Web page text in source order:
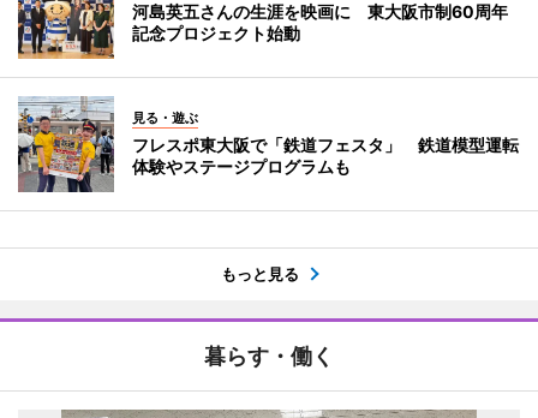
河島英五さんの生涯を映画に 東大阪市制60周年
記念プロジェクト始動
見る・遊ぶ
フレスポ東大阪で「鉄道フェスタ」 鉄道模型運転
体験やステージプログラムも
もっと見る
暮らす・働く